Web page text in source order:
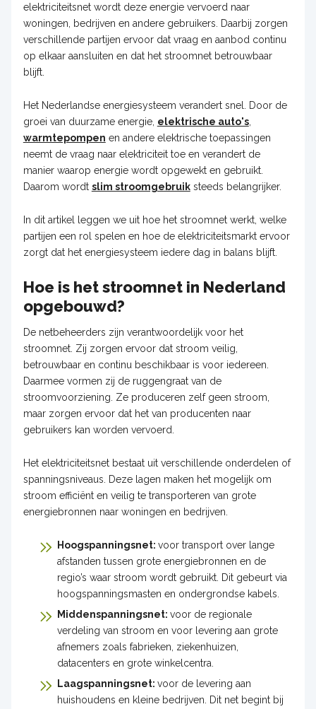
elektriciteitsnet wordt deze energie vervoerd naar
woningen, bedrijven en andere gebruikers. Daarbij zorgen
verschillende partijen ervoor dat vraag en aanbod continu
op elkaar aansluiten en dat het stroomnet betrouwbaar
blijft.
Het Nederlandse energiesysteem verandert snel. Door de
groei van duurzame energie, elektrische auto's,
warmtepompen en andere elektrische toepassingen
neemt de vraag naar elektriciteit toe en verandert de
manier waarop energie wordt opgewekt en gebruikt.
Daarom wordt slim stroomgebruiksteeds belangrijker.
In dit artikel leggen we uit hoe het stroomnet werkt, welke
partijen een rol spelen en hoe de elektriciteitsmarkt ervoor
zorgt dat het energiesysteem iedere dag in balans blijft.
Hoe is het stroomnet in Nederland
opgebouwd?
De netbeheerders zijn verantwoordelijk voor het
stroomnet. Zij zorgen ervoor dat stroom veilig,
betrouwbaar en continu beschikbaar is voor iedereen.
Daarmee vormen zij de ruggengraat van de
stroomvoorziening. Ze produceren zelf geen stroom,
maar zorgen ervoor dat het van producenten naar
gebruikers kan worden vervoerd.
Het elektriciteitsnet bestaat uit verschillende onderdelen of
spanningsniveaus. Deze lagen maken het mogelijk om
stroom efficiënt en veilig te transporteren van grote
energiebronnen naar woningen en bedrijven.
Hoogspanningsnet: voor transport over lange
afstanden tussen grote energiebronnen en de
regio’s waar stroom wordt gebruikt. Dit gebeurt via
hoogspanningsmasten en ondergrondse kabels.
Middenspanningsnet: voor de regionale
verdeling van stroom en voor levering aan grote
afnemers zoals fabrieken, ziekenhuizen,
datacenters en grote winkelcentra.
Laagspanningsnet: voor de levering aan
huishoudens en kleine bedrijven. Dit net begint bij